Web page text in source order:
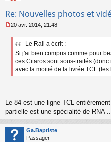
n
u
Re: Nouvelles photos et
e
e
l
u
20 avr. 2014, 21:48
Le Rail a écrit :
Si j'ai bien compris comme pour
ces Citaros sont sous-traités
avec la moitié de la livrée TCL (les
Le 84 est une ligne TCL
partielle est une spécialité de RNA
Ga.Baptiste
Passager